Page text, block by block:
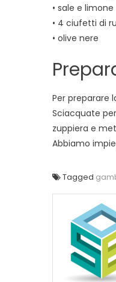
• sale e limone
• 4 ciufetti di
• olive nere
Per preparare
Sciacquate
zuppiera e
Abbiamo
Tagged